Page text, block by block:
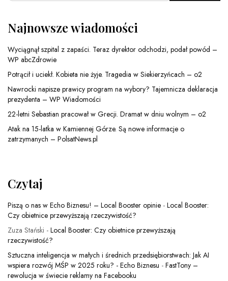
Najnowsze wiadomości
Wyciągnął szpital z zapaści. Teraz dyrektor odchodzi, podał powód –
WP abcZdrowie
Potrącił i uciekł. Kobieta nie żyje. Tragedia w Siekierzyńcach – o2
Nawrocki napisze prawicy program na wybory? Tajemnicza deklaracja
prezydenta – WP Wiadomości
22-letni Sebastian pracował w Grecji. Dramat w dniu wolnym – o2
Atak na 15-latka w Kamiennej Górze. Są nowe informacje o
zatrzymanych – PolsatNews.pl
Czytaj
Piszą o nas w Echo Biznesu! – Local Booster opinie - Local Booster:
Czy obietnice przewyższają rzeczywistość?
Zuza Stański - Local Booster: Czy obietnice przewyższają
rzeczywistość?
Sztuczna inteligencja w małych i średnich przedsiębiorstwach: Jak AI
wspiera rozwój MŚP w 2025 roku? - Echo Biznesu - FastTony –
rewolucja w świecie reklamy na Facebooku